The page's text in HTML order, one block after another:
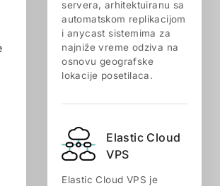
servera, arhitektuiranu sa
automatskom replikacijom
i anycast sistemima za
najniže vreme odziva na
osnovu geografske
lokacije posetilaca.
Elastic Cloud
VPS
Elastic Cloud VPS je